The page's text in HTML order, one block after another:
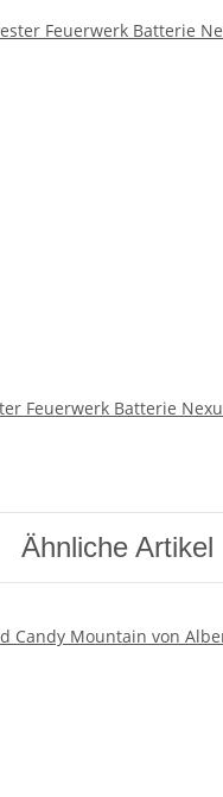
Feuerwerk Batterie
Ähnliche Artikel